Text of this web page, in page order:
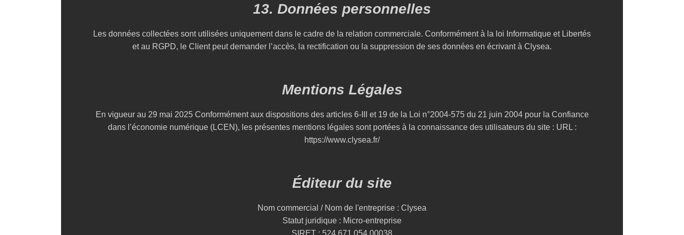
13. Données personnelles
Les données collectées sont utilisées uniquement dans le cadre de la relation commerciale. Conformément à la loi Informatique et Libertés
et au RGPD, le Client peut demander l’accès, la rectification ou la suppression de ses données en écrivant à Clysea.
Mentions Légales
En vigueur au 29 mai 2025 Conformément aux dispositions des articles 6-III et 19 de la Loi n°2004-575 du 21 juin 2004 pour la Confiance
dans l’économie numérique (LCEN), les présentes mentions légales sont portées à la connaissance des utilisateurs du site : URL :
https://www.clysea.fr/
Éditeur du site
Nom commercial / Nom de l'entreprise : Clysea
Statut juridique : Micro-entreprise